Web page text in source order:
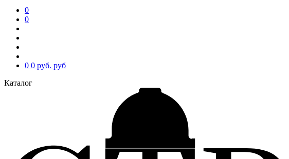
0
0
0 0 руб. руб
Каталог